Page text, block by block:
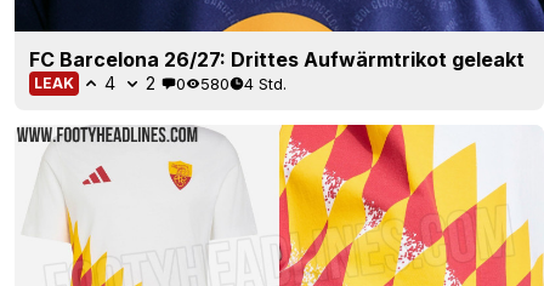
FC Barcelona 26/27: Drittes Aufwärmtrikot geleakt
LEAK 4 2 0 580 4 Std.